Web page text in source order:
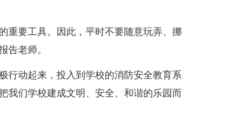
重要工具。因此，平时不要随意玩弄、挪
告老师。
行动起来，投入到学校的消防安全教育系
我们学校建成文明、安全、和谐的乐园而